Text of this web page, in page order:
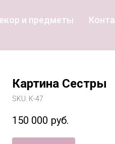
и предметы
Картина Сестры
SKU: К-47
150 000 руб.